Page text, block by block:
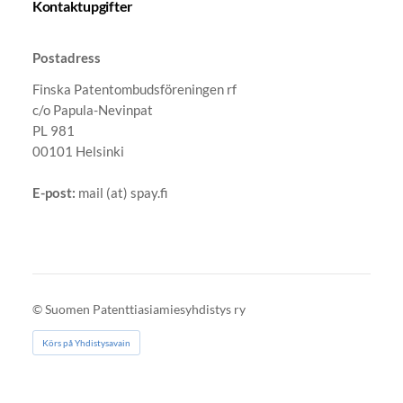
Kontaktupgifter
Postadress
Finska Patentombudsföreningen rf
c/o Papula-Nevinpat
PL 981
00101 Helsinki
E-post: mail (at) spay.fi
©Suomen Patenttiasiamiesyhdistys ry
Körs på Yhdistysavain